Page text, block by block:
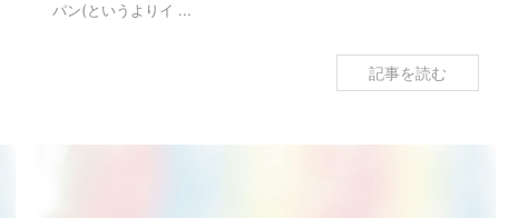
パン(というよりイ ...
記事を読む